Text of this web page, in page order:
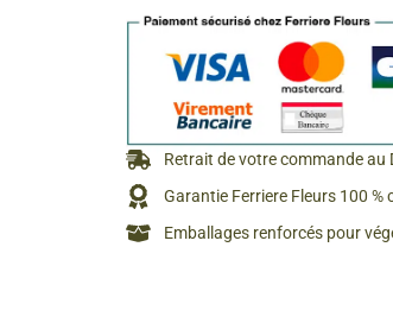
Retrait de votre commande au
Garantie Ferriere Fleurs 100
Emballages renforcés pour